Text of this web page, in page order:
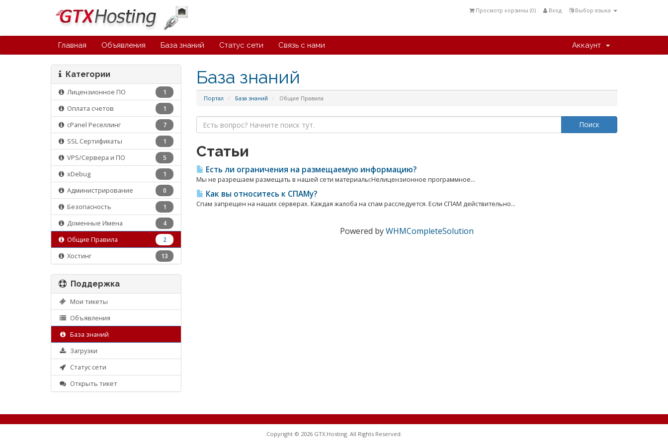
Выбор языка
Вход
Просмотр корзины (0)
Главная Объявления База знаний Статус сети Связь с нами Аккаунт
База знаний
Портал База знаний Общие Правила
Категории
1
Лицензионное ПО
1
Оплата счетов
7
cPanel Реселлинг
1
SSL Сертификаты
5
VPS/Cервера и ПО
1
xDebug
0
Администрирование
1
Безопасность
4
Доменные Имена
2
Общие Правила
13
Хостинг
Статьи
Есть ли ограничения на размещаемую информацию?
Мы не разрешаем размещать в нашей сети материалы:Нелицензионное программное...
Как вы относитесь к СПАМу?
Спам запрещен на наших серверах. Каждая жалоба на спам расследуется. Если СПАМ действительно...
Powered byWHMCompleteSolution
Поддержка
Мои тикеты
Объявления
База знаний
Загрузки
Статус сети
Открыть тикет
Copyright © 2026 GTX.Hosting. All Rights Reserved.